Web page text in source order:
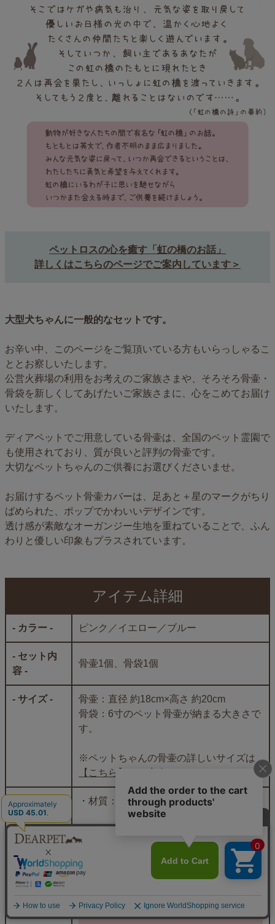
ペットロスの心を癒す「虹の橋のお話」
詳しくはこちらのページでご案内しています＞
大型犬ちゃんに一般的なセットです。
お辛い中、このページをご覧頂いている方もいらっしゃるこ
ととお察しいたします。
公営火葬場の利用をお考えのご家族さまや、そろそろ骨壷・
骨袋を新しくしてあげたいご家族さまに、心をこめてお届け
いたします。
ディアペットでご用意している骨壷は、全国のペット霊園で
も使用されており、質が良いと評判の骨壷です。
大切なペットちゃんのご供養にお選びくださいませ。
お届けするペット骨壷カバーは、足あと＋星のマークがちり
ばめられた、ポップでかわいいデザインです。
透け感が素敵なオーガンジー生地を重ねていることで、ふん
わりと優しい印象もプラスされています。
アイテム詳細
- カラー - ピンク／イエロー／ブルー
- セット内
容 -
骨壷1個、骨袋1個
- サイズ -
骨壷：直径 約18cm×高さ 約20cm
骨袋：6寸のペット骨壷が納まる大きさで
す。
※ペットちゃんの骨壷の詳しいサイズは
【こちら】
- 備考 - ・材質：布、厚紙
※組立てていない状態で発送いたしま
す。
一覧ページはこちらから ＞